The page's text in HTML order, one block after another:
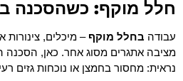
חלל מוקף: כשהסכנה
עבודה בחלל מוקף – מיכלים,
מציבה אתגרים מסוג אחר. כאן, הסכנה
נראית: מחסור בחמצן או נוכחות גזים